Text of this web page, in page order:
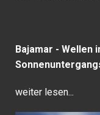
Bajamar - Wellen
weiter lesen...